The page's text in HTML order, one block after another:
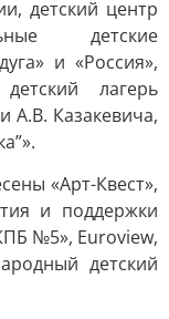
детский центр
детские
и «Россия»,
лагерь
А.В. Казакевича,
«Арт-Квест»,
и поддержки
№5», Euroview,
детский